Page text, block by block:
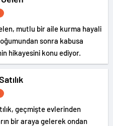
mutlu bir aile kurma hayali
sonra kabusa
hikayesini konu ediyor.
geçmişte evlerinden
bir araya gelerek ondan